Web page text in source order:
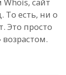
То есть, ни о
Это просто